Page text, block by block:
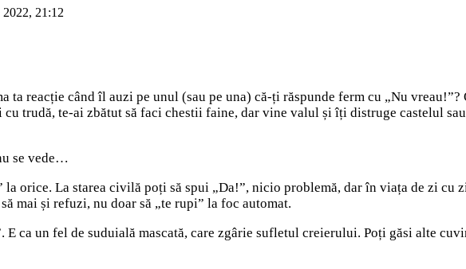
21:12
reacție când îl auzi pe unul (sau pe una) că-ți răspunde ferm cu „Nu
trudă, te-ai zbătut să faci chestii faine, dar vine valul și îți distruge castelul
se vede…
orice. La starea civilă poți să spui „Da!”, nicio problemă, dar în viața de zi cu
mai și refuzi, nu doar să „te rupi” la foc automat.
ca un fel de suduială mascată, care zgârie sufletul creierului. Poți găsi alte